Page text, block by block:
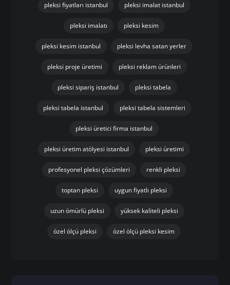
pleksi fiyatları istanbul pleksi imalat istanbul
pleksi imalatı pleksi kesim
pleksi kesim istanbul pleksi levha satan yerler
pleksi proje üretimi pleksi reklam ürünleri
pleksi sipariş istanbul pleksi tabela
pleksi tabela istanbul pleksi tabela sistemleri
pleksi üretici firma istanbul
pleksi üretim atölyesi istanbul pleksi üretimi
profesyonel pleksi çözümleri renkli pleksi
toptan pleksi uygun fiyatlı pleksi
uzun ömürlü pleksi yüksek kaliteli pleksi
özel ölçü pleksi özel ölçü pleksi kesim